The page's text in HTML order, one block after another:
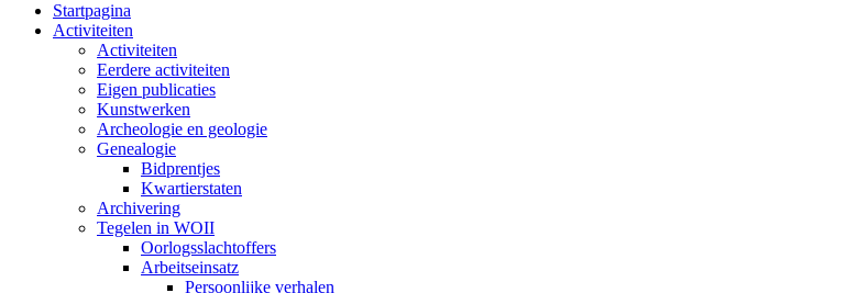
Startpagina
Activiteiten
Activiteiten
Eerdere activiteiten
Eigen publicaties
Kunstwerken
Archeologie en geologie
Genealogie
Bidprentjes
Kwartierstaten
Archivering
Tegelen in WOII
Oorlogsslachtoffers
Arbeitseinsatz
Persoonlijke verhalen